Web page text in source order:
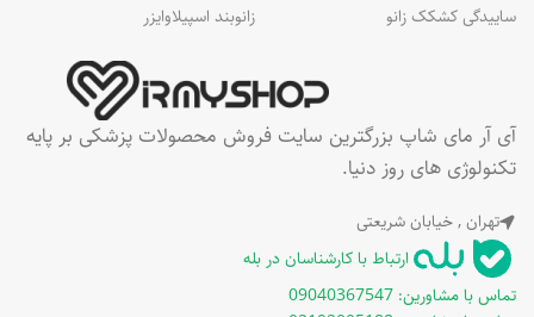
آی آر مای شاپ بزرگترین سایت فروش محصولات پزشکی بر پایه
تکنولوژی های روز دنیا.
تهران , خیابان شریعتی
ارتباط با کارشناسان در بله
تماس با مشاورین: 09040367547
زانوبند اسپیلاوایزر
ساییدگی کشکک زانو